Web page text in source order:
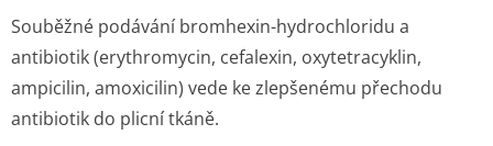
Souběžné podávání bromhexin-hydrochloridu a
antibiotik (erythromycin, cefalexin, oxytetracyklin,
ampicilin, amoxicilin) vede ke zlepšenému přechodu
antibiotik do plicní tkáně.